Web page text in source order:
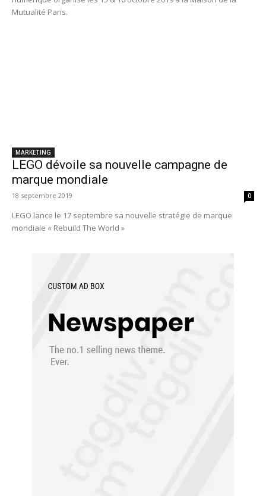
Mutualité Paris.
MARKETING
LEGO dévoile sa nouvelle campagne de
marque mondiale
18 septembre 2019 0
LEGO lance le 17 septembre sa nouvelle stratégie de marque
mondiale « Rebuild The World »